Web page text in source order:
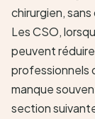
chirurgien, sans
Les CSO,
peuvent
professionnels
manque
section